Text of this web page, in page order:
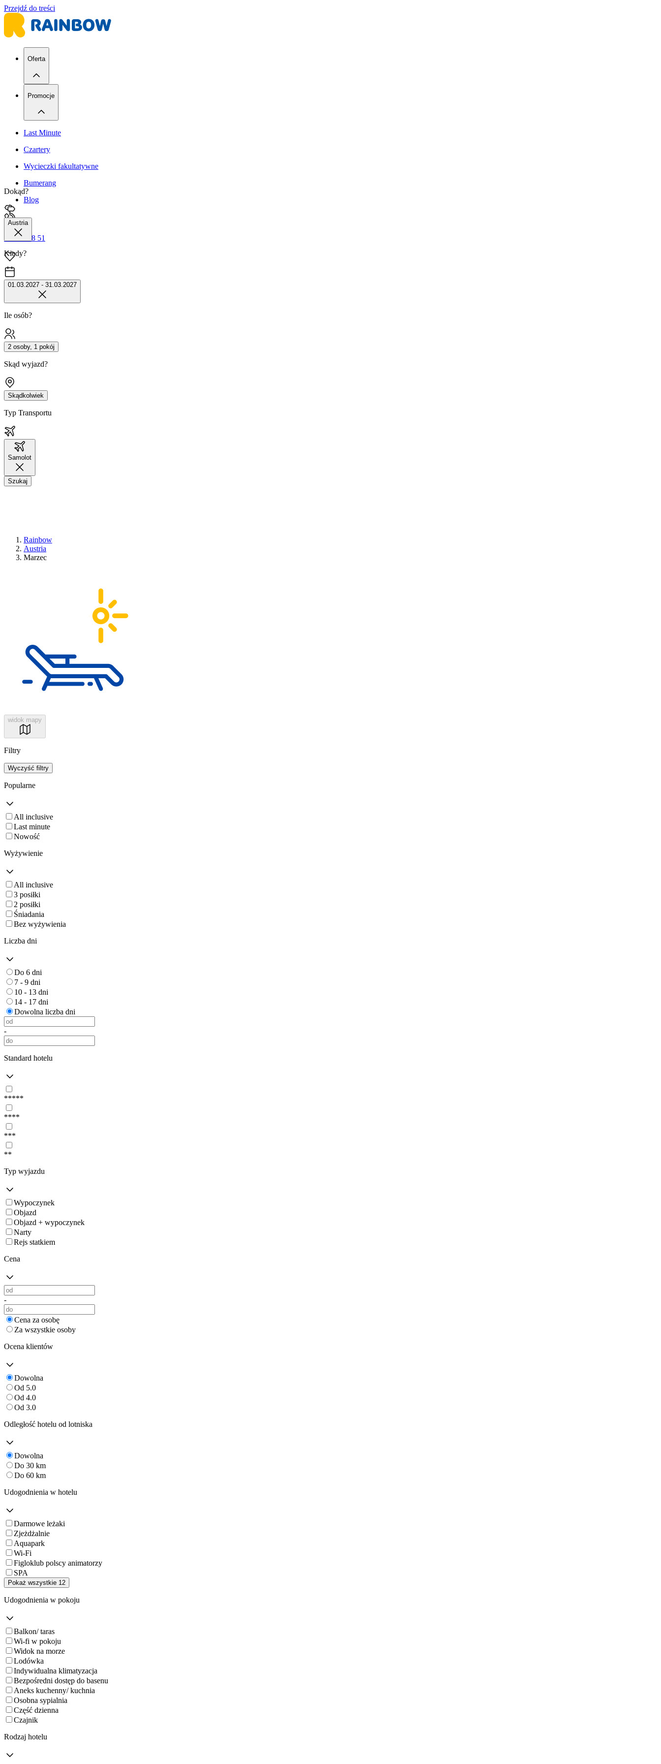
Przejdź do treści
Oferta
Promocje
Last Minute
Czartery
Wycieczki fakultatywne
Bumerang
Blog
42 680 38 51
Dokąd?
Austria
Kiedy?
01.03.2027 - 31.03.2027
Ile osób?
2 osoby, 1 pokój
Skąd wyjazd?
Skądkolwiek
Typ Transportu
Samolot
Szukaj
Rainbow
Austria
Marzec
widok mapy
Filtry
Wyczyść filtry
Popularne
All inclusive
Last minute
Nowość
Wyżywienie
All inclusive
3 posiłki
2 posiłki
Śniadania
Bez wyżywienia
Liczba dni
Do 6 dni
7 - 9 dni
10 - 13 dni
14 - 17 dni
Dowolna liczba dni
-
Standard hotelu
*****
****
***
**
Typ wyjazdu
Wypoczynek
Objazd
Objazd + wypoczynek
Narty
Rejs statkiem
Cena
-
Cena za osobę
Za wszystkie osoby
Ocena klientów
Dowolna
Od 5.0
Od 4.0
Od 3.0
Odległość hotelu od lotniska
Dowolna
Do 30 km
Do 60 km
Udogodnienia w hotelu
Darmowe leżaki
Zjeżdżalnie
Aquapark
Wi-Fi
Figloklub polscy animatorzy
SPA
Pokaż wszystkie 12
Udogodnienia w pokoju
Balkon/ taras
Wi-fi w pokoju
Widok na morze
Lodówka
Indywidualna klimatyzacja
Bezpośredni dostęp do basenu
Aneks kuchenny/ kuchnia
Osobna sypialnia
Część dzienna
Czajnik
Rodzaj hotelu